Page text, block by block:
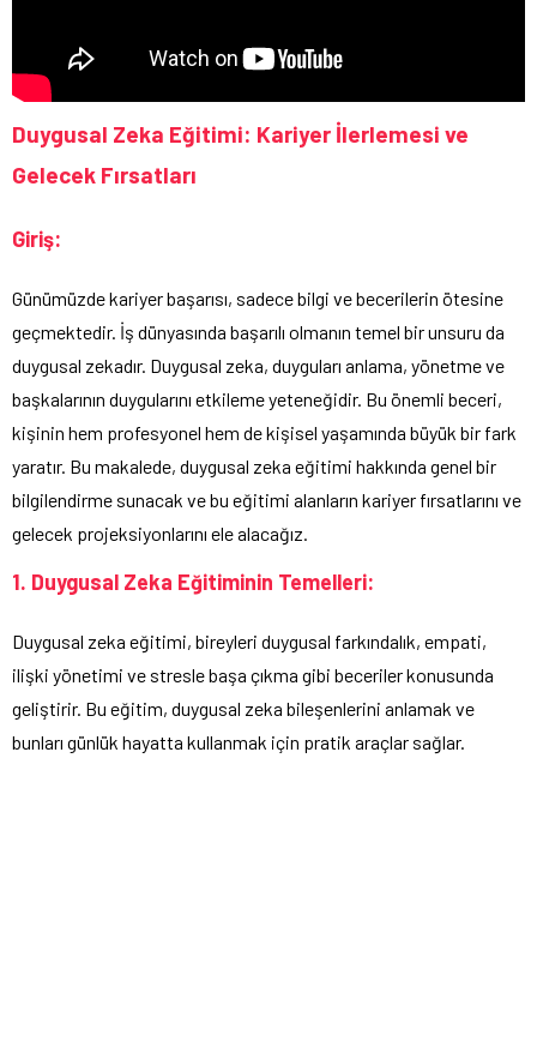
Duygusal Zeka Eğitimi: Kariyer İlerlemesi ve
Gelecek Fırsatları
Giriş:
Günümüzde kariyer başarısı, sadece bilgi ve becerilerin ötesine
geçmektedir. İş dünyasında başarılı olmanın temel bir unsuru da
duygusal zekadır. Duygusal zeka, duyguları anlama, yönetme ve
başkalarının duygularını etkileme yeteneğidir. Bu önemli beceri,
kişinin hem profesyonel hem de kişisel yaşamında büyük bir fark
yaratır. Bu makalede, duygusal zeka eğitimi hakkında genel bir
bilgilendirme sunacak ve bu eğitimi alanların kariyer fırsatlarını ve
gelecek projeksiyonlarını ele alacağız.
1. Duygusal Zeka Eğitiminin Temelleri:
Duygusal zeka eğitimi, bireyleri duygusal farkındalık, empati,
ilişki yönetimi ve stresle başa çıkma gibi beceriler konusunda
geliştirir. Bu eğitim, duygusal zeka bileşenlerini anlamak ve
bunları günlük hayatta kullanmak için pratik araçlar sağlar.